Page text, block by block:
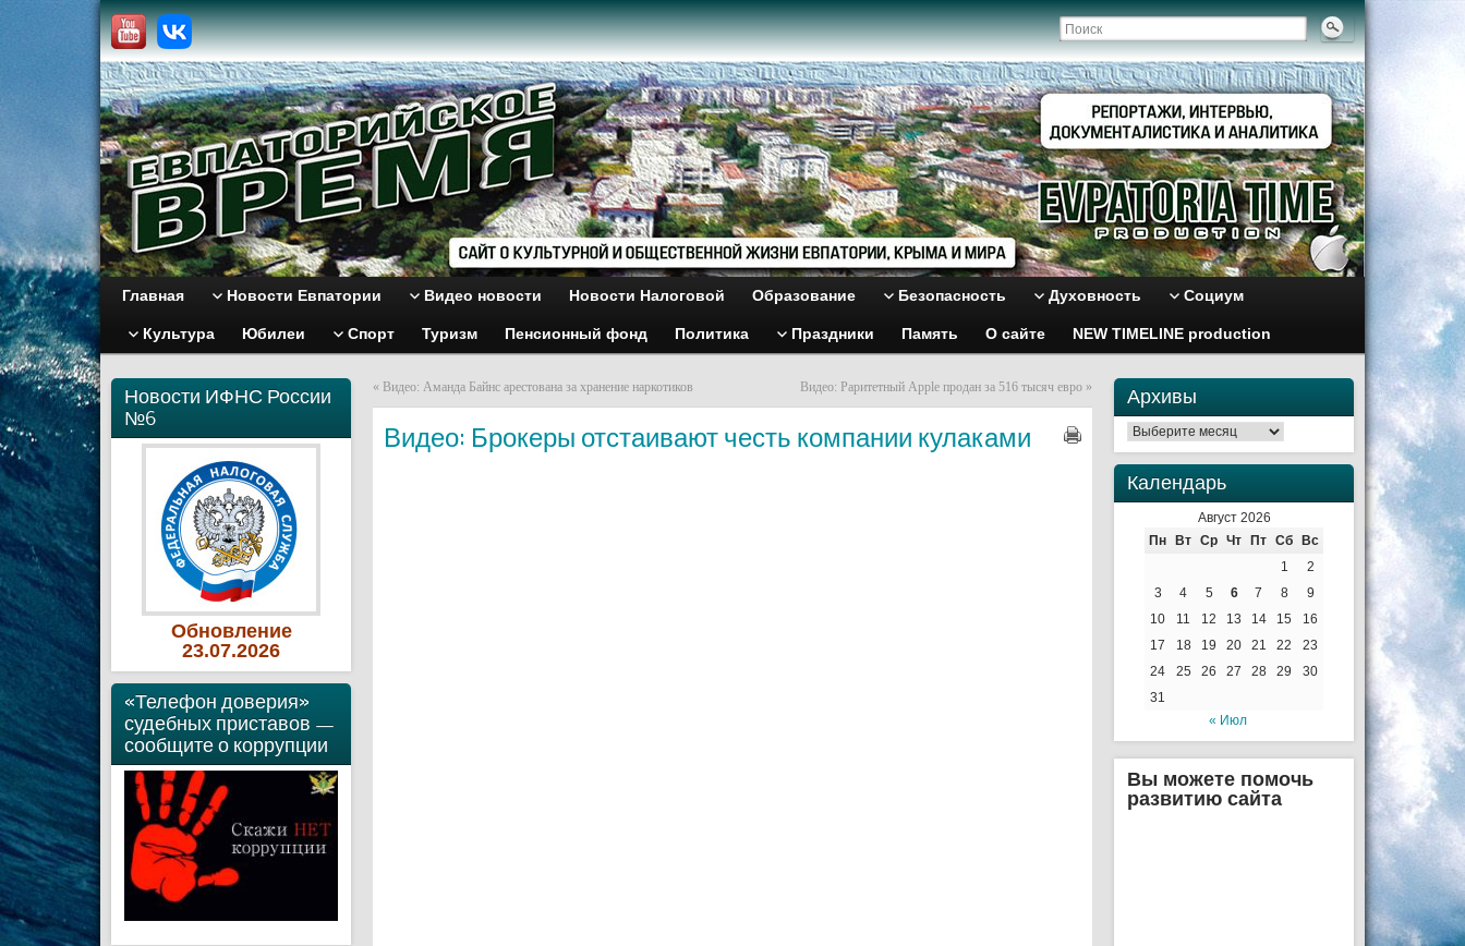
Главная Новости Евпатории Видео новости Новости Налоговой Образование Безопасность Духовность Социум
Культура Юбилеи Спорт Туризм Пенсионный фонд Политика Праздники Память О сайте NEW TIMELINE production
Новости ИФНС России
№6
Обновление
23.07.2026
«Телефон доверия»
судебных приставов —
сообщите о коррупции
« Видео: Аманда Байнс арестована за хранение наркотиков Видео: Раритетный Apple продан за 516 тысяч евро »
Видео: Брокеры отстаивают честь компании кулаками
Архивы
Архивы
Календарь
Август 2026
Пн
Вт Ср Чт Пт Сб
Вс
1
2
3
4 5 6 7 8
9
10
11 12 13 14 15
16
17
18 19 20 21 22
23
24
25 26 27 28 29
30
31
« Июл
Вы можете помочь
развитию сайта